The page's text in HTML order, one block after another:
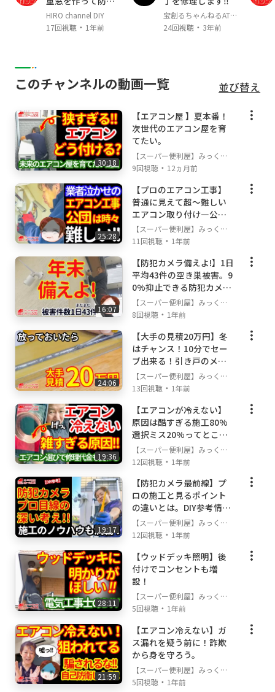
m/y2hfjoad
◆水のトラブル再生リスト
https://tinyurl.co
m/y4wun434
xo4pvuz
企業情報・自己紹介
地区を中心に
埼玉・南部エリア、相模原中央区エリアで地元
に密着し、住宅総合サービス
として年間2,000件以上のご相談を賜っており
◆当社の特徴◆
★バックグランドは工務店ですので住宅の事は
何でも
ワンストップでご依頼をいただけます。
★国家認定の電気工事士やネットワークエンジ
ニアも
在中。照明、エアコン、アンテナや、LAN工
事など
ハイテク設備のご依頼もOK!
★全てのサービスをお気軽にご相談いただける
よう、
電球１個、棚づくり１個からの小さいお仕事
でも
提供可能なサービスとなっております。
■ご連絡は下記の3つの方法からお選びいただ
けます。
※連絡前に必ず対応エリアを確認してね！
⇒https://www.benriya-sos.com/area
①当社公式Lineアカウントでお友達登録（楽・
早・24H）
→https://www.benriya-sos.com/line
②フリーダイヤル：0120-554-804 （楽・早）
③メール： mail@benriya-sos.com です。
お問合わせ時は、お名前・ご住所を忘れずに！
経歴・資格
第二種電気工事士 登録番号 東京都第209577号
RRC認定冷媒ガス取扱技術者 登録番号11495
2
古物商許可 許可証番号 東京都 308791905911
株式会社すぴケア
Cisco認定ネットワークエンジニア
一級建築技能士
対策してみた！
HIRO channel DIY
17回視聴・ 1年前
宝創るちゃんねるATEN
ALES
24回視聴・ 3年前
このチャンネルの動画一覧 並び替え
30:18
【エアコン屋 】夏本番！
次世代のエアコン屋を育
てたい。
【スーパー便利屋】みっく店
長が行く!
9回視聴 ・ 12ヵ月前
25:28
【プロのエアコン工事】
普通に見えて超～難しい
エアコン取り付け―公団
は厄介だ。
【スーパー便利屋】みっく店
長が行く!
11回視聴 ・ 1年前
16:07
【防犯カメラ備えよ!】1日
平均43件の空き巣被害。9
0%抑止できる防犯カメ
ラ。
【スーパー便利屋】みっく店
長が行く!
8回視聴 ・ 1年前
24:06
【大手の見積20万円】冬
はチャンス！10分でセー
ブ出来る！引き戸のメン
テナンス超解説
【スーパー便利屋】みっく店
長が行く!
13回視聴 ・ 1年前
19:36
【エアコンが冷えない】
原因は酷すぎる施工80%
選択ミス20%ってとこか
な。
【スーパー便利屋】みっく店
長が行く!
12回視聴 ・ 1年前
19:17
【防犯カメラ最前線】プ
ロの施工と見るポイント
の違いとは。DIY参考情報
も満載!!
【スーパー便利屋】みっく店
長が行く!
12回視聴 ・ 1年前
28:11
【ウッドデッキ照明】後
付けでコンセントも増
設！
【スーパー便利屋】みっく店
長が行く!
5回視聴 ・ 1年前
21:59
【エアコン冷えない】ガ
ス漏れを疑う前に！詐欺
から身を守ろう。
【スーパー便利屋】みっく店
長が行く!
5回視聴 ・ 1年前